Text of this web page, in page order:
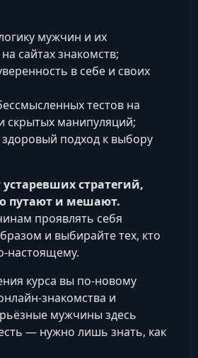
мужчин и их
сайтах знакомств;
в себе и своих
тестов на
скрытых манипуляций;
подход к выбору
стратегий,
путают и мешают.
проявлять себя
и выбирайте тех, кто
настоящему.
курса вы по‑новому
знакомства и
мужчины здесь
— нужно лишь знать, как